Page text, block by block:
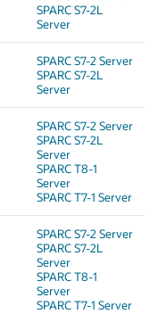
SPARC S7-2L
Server
SPARC S7-2 Server
SPARC S7-2L
Server
SPARC S7-2 Server
SPARC S7-2L
Server
SPARC T8-1
Server
SPARC T7-1 Server
SPARC S7-2 Server
SPARC S7-2L
Server
SPARC T8-1
Server
SPARC T7-1 Server